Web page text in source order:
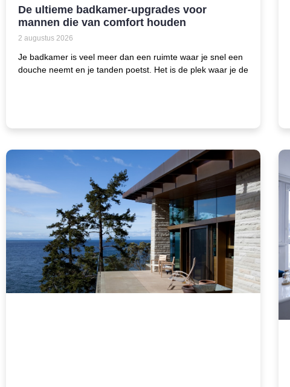
De ultieme badkamer-upgrades voor
mannen die van comfort houden
2 augustus 2026
Je badkamer is veel meer dan een ruimte waar je snel een
douche neemt en je tanden poetst. Het is de plek waar je de